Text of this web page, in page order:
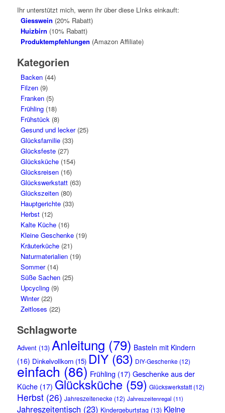
Ihr unterstützt mich, wenn ihr über diese LInks einkauft:
Giesswein (20% Rabatt)
Huizbirn (10% Rabatt)
Produktempfehlungen (Amazon Affiliate)
Kategorien
Backen(44)
Filzen(9)
Franken(5)
Frühling(18)
Frühstück (8)
Gesund und lecker(25)
Glücksfamilie(33)
Glücksfeste(27)
Glücksküche(154)
Glücksreisen(16)
Glückswerkstatt(63)
Glückszeiten(80)
Hauptgerichte(33)
Herbst(12)
Kalte Küche(16)
Kleine Geschenke(19)
Kräuterküche(21)
Naturmaterialien(19)
Sommer(14)
Süße Sachen(25)
Upcycling(9)
Winter(22)
Zeitloses (22)
Schlagworte
Advent(13) Anleitung (79) Basteln mit Kindern
(16) Dinkelvollkorn(15) DIY(63) DIY-Geschenke (12)
einfach (86) Frühling (17) Geschenke aus der
Küche(17) Glücksküche(59) Glückswerkstatt(12)
Herbst(26) Jahreszeitenecke (12) Jahreszeitenregal (11)
Jahreszeitentisch (23) Kindergeburtstag(13) Kleine